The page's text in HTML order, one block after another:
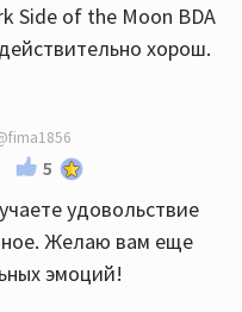
Side of the Moon BDA
хорош.
5
удовольствие
Желаю вам еще
эмоций!